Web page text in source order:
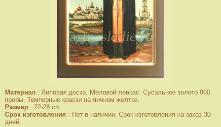
Материал : Липовая доска. Меловой левкас. Сусальное золото 960
пробы. Темперные краски на яичном желтке.
Размер : 22-28 см.
Срок изготовления : Нет в наличии. Срок изготовления на заказ 30
дней.